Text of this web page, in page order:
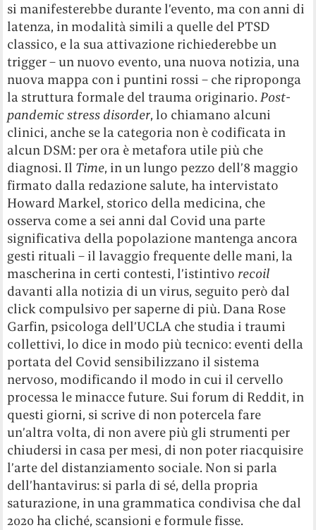
si manifesterebbe durante l’evento, ma con anni di
latenza, in modalità simili a quelle del PTSD
classico, e la sua attivazione richiederebbe un
trigger – un nuovo evento, una nuova notizia, una
nuova mappa con i puntini rossi – che riproponga
la struttura formale del trauma originario.Post-
pandemic stress disorder, lo chiamano alcuni
clinici, anche se la categoria non è codificata in
alcun DSM: per ora è metafora utile più che
diagnosi. Il Time, in un lungo pezzo dell’8 maggio
firmato dalla redazione salute, ha intervistato
Howard Markel, storico della medicina, che
osserva come a sei anni dal Covid una parte
significativa della popolazione mantenga ancora
gesti rituali – il lavaggio frequente delle mani, la
mascherina in certi contesti, l’istintivo recoil
davanti alla notizia di un virus, seguito però dal
click compulsivo per saperne di più. Dana Rose
Garfin, psicologa dell’UCLA che studia i traumi
collettivi, lo dice in modo più tecnico: eventi della
portata del Covid sensibilizzano il sistema
nervoso, modificando il modo in cui il cervello
processa le minacce future. Sui forum di Reddit, in
questi giorni, si scrive di non potercela fare
un’altra volta, di non avere più gli strumenti per
chiudersi in casa per mesi, di non poter riacquisire
l’arte del distanziamento sociale. Non si parla
dell’hantavirus: si parla di sé, della propria
saturazione, in una grammatica condivisa che dal
2020 ha cliché, scansioni e formule fisse.